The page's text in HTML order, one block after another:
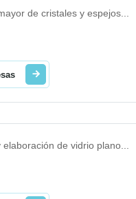
de cristales y espejos
elaboración de vidrio plano